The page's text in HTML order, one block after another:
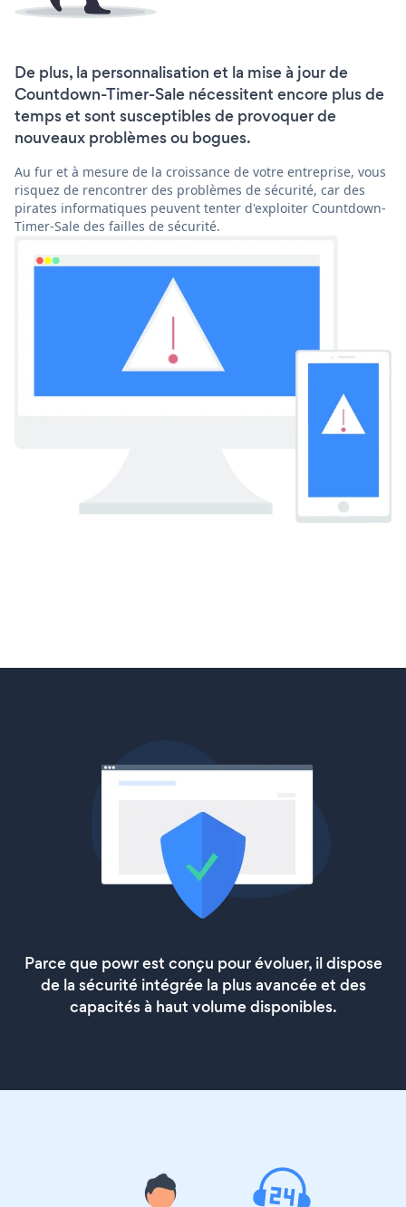
De plus, la personnalisation et la mise à jour de
Countdown-Timer-Sale nécessitent encore plus de
temps et sont susceptibles de provoquer de
nouveaux problèmes ou bogues.
Au fur et à mesure de la croissance de votre entreprise, vous
risquez de rencontrer des problèmes de sécurité, car des
pirates informatiques peuvent tenter d'exploiter Countdown-
Timer-Sale des failles de sécurité.
Parce que powr est conçu pour évoluer, il dispose
de la sécurité intégrée la plus avancée et des
capacités à haut volume disponibles.